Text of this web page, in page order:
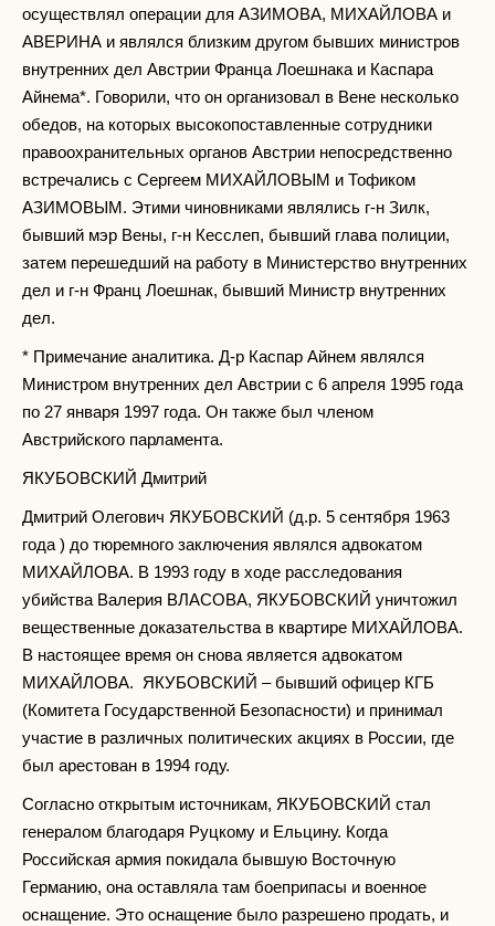
осуществлял операции для АЗИМОВА, МИХАЙЛОВА и
АВЕРИНА и являлся близким другом бывших министров
внутренних дел Австрии Франца Лоешнака и Каспара
Айнема*. Говорили, что он организовал в Вене несколько
обедов, на которых высокопоставленные сотрудники
правоохранительных органов Австрии непосредственно
встречались с Сергеем МИХАЙЛОВЫМ и Тофиком
АЗИМОВЫМ. Этими чиновниками являлись г-н Зилк,
бывший мэр Вены, г-н Кесслеп, бывший глава полиции,
затем перешедший на работу в Министерство внутренних
дел и г-н Франц Лоешнак, бывший Министр внутренних
дел.
* Примечание аналитика. Д-р Каспар Айнем являлся
Министром внутренних дел Австрии с 6 апреля 1995 года
по 27 января 1997 года. Он также был членом
Австрийского парламента.
ЯКУБОВСКИЙ Дмитрий
Дмитрий Олегович ЯКУБОВСКИЙ (д.р. 5 сентября 1963
года ) до тюремного заключения являлся адвокатом
МИХАЙЛОВА. В 1993 году в ходе расследования
убийства Валерия ВЛАСОВА, ЯКУБОВСКИЙ уничтожил
вещественные доказательства в квартире МИХАЙЛОВА.
В настоящее время он снова является адвокатом
МИХАЙЛОВА. ЯКУБОВСКИЙ – бывший офицер КГБ
(Комитета Государственной Безопасности) и принимал
участие в различных политических акциях в России, где
был арестован в 1994 году.
Согласно открытым источникам, ЯКУБОВСКИЙ стал
генералом благодаря Руцкому и Ельцину. Когда
Российская армия покидала бывшую Восточную
Германию, она оставляла там боеприпасы и военное
оснащение. Это оснащение было разрешено продать, и